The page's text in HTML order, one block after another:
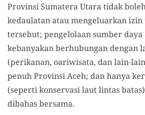
Provinsi Sumatera Utara tidak
kedaulatan atau mengeluarkan
tersebut; pengelolaan sumber daya
kebanyakan berhubungan dengan
(perikanan, oariwisata, dan lain-
penuh Provinsi Aceh; dan hanya
(seperti konservasi laut lintas
dibahas bersama.